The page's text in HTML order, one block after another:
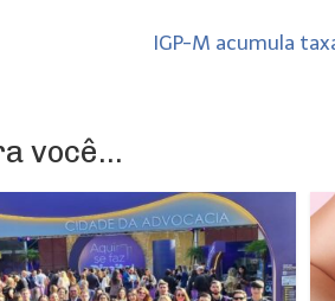
IGP-M acumula
você...